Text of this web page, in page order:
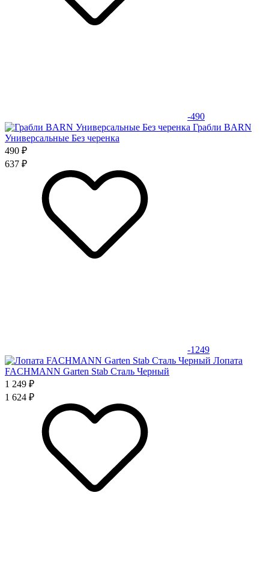
-490
Грабли BARN
Универсальные Без черенка
490 ₽
637 ₽
-1249
Лопата
FACHMANN Garten Stab Сталь Черный
1 249 ₽
1 624 ₽